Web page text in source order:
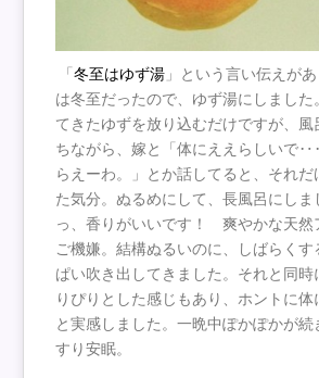
「冬至はゆず湯 」という言い伝えが
は冬至だったので、ゆず湯にしました
てきたゆずを放り込むだけですが、風
ちながら、嫁と「体にええらしいで
らえーわ。」とか話してると、それだ
た気分。ぬるめにして、長風呂にし
っ、香りがいいです！ 爽やかな天然
ご機嫌。結構ぬるいのに、しばらくす
ぱい吹き出してきました。それと同
りぴりとした感じもあり、ホントに体
と実感しました。一晩中ぽかぽかが続
すり安眠。